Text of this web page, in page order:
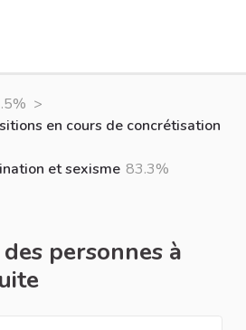
>
en cours de concrétisation
et sexisme 83.3%
personnes à